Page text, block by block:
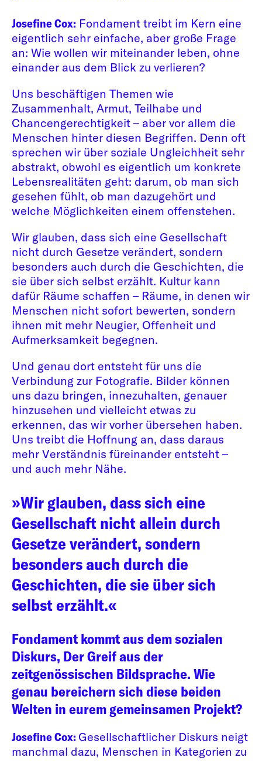
Josefine Cox: Fondament treibt im Kern eine
eigentlich sehr einfache, aber große Frage
an: Wie wollen wir miteinander leben, ohne
einander aus dem Blick zu verlieren?
Uns beschäftigen Themen wie
Zusammenhalt, Armut, Teilhabe und
Chancengerechtigkeit – aber vor allem die
Menschen hinter diesen Begriffen. Denn oft
sprechen wir über soziale Ungleichheit sehr
abstrakt, obwohl es eigentlich um konkrete
Lebensrealitäten geht: darum, ob man sich
gesehen fühlt, ob man dazugehört und
welche Möglichkeiten einem offenstehen.
Wir glauben, dass sich eine Gesellschaft
nicht durch Gesetze verändert, sondern
besonders auch durch die Geschichten, die
sie über sich selbst erzählt. Kultur kann
dafür Räume schaffen – Räume, in denen wir
Menschen nicht sofort bewerten, sondern
ihnen mit mehr Neugier, Offenheit und
Aufmerksamkeit begegnen.
Und genau dort entsteht für uns die
Verbindung zur Fotografie. Bilder können
uns dazu bringen, innezuhalten, genauer
hinzusehen und vielleicht etwas zu
erkennen, das wir vorher übersehen haben.
Uns treibt die Hoffnung an, dass daraus
mehr Verständnis füreinander entsteht –
und auch mehr Nähe.
»Wir glauben, dass sich eine
Gesellschaft nicht allein durch
Gesetze verändert, sondern
besonders auch durch die
Geschichten, die sie über sich
selbst erzählt.«
Fondament kommt aus dem sozialen
Diskurs, Der Greif aus der
zeitgenössischen Bildsprache. Wie
genau bereichern sich diese beiden
Welten in eurem gemeinsamen Projekt?
Josefine Cox: Gesellschaftlicher Diskurs neigt
manchmal dazu, Menschen in Kategorien zu